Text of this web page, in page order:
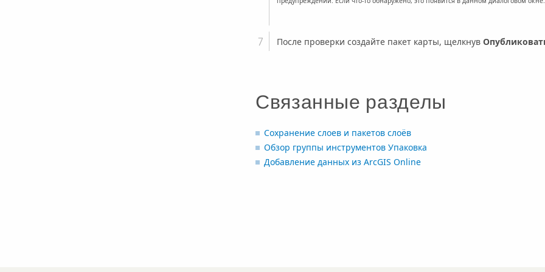
После проверки создайте пакет карты, щелкнув
Связанные разделы
Сохранение слоев и пакетов слоёв
Обзор группы инструментов Упаковка
Добавление данных из ArcGIS Online